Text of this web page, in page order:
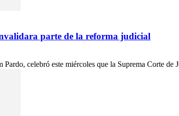
parte de la reforma judicial
celebró este miércoles que la Suprema Corte